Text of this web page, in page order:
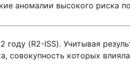
аномалии высокого риска
(R2-ISS). Учитывая
совокупность которых